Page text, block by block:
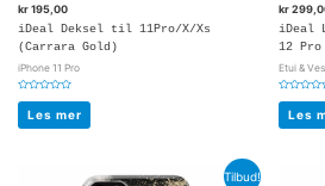
kr195,00
iDeal Deksel til 11Pro/X/Xs
(Carrara Gold)
iPhone 11 Pro
Vurdert
av
5
Les mer
kr
iDeal
12 Pro
Etui &
Vurdert
av
5
Les
Tilbud!